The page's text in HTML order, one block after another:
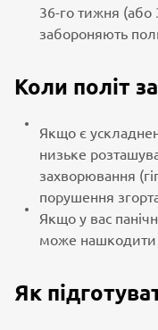
36-го тижня (або
забороняють
Коли політ
Якщо є
низьке
захворювання
порушення
Якщо у вас
може нашкодити
Як